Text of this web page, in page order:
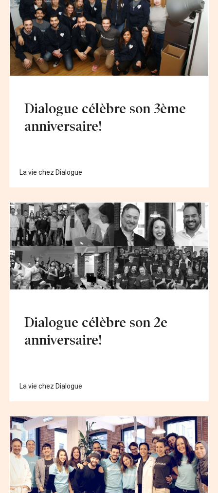
Dialogue célèbre son 3ème
anniversaire!
La vie chez Dialogue
Dialogue célèbre son 2e
anniversaire!
La vie chez Dialogue